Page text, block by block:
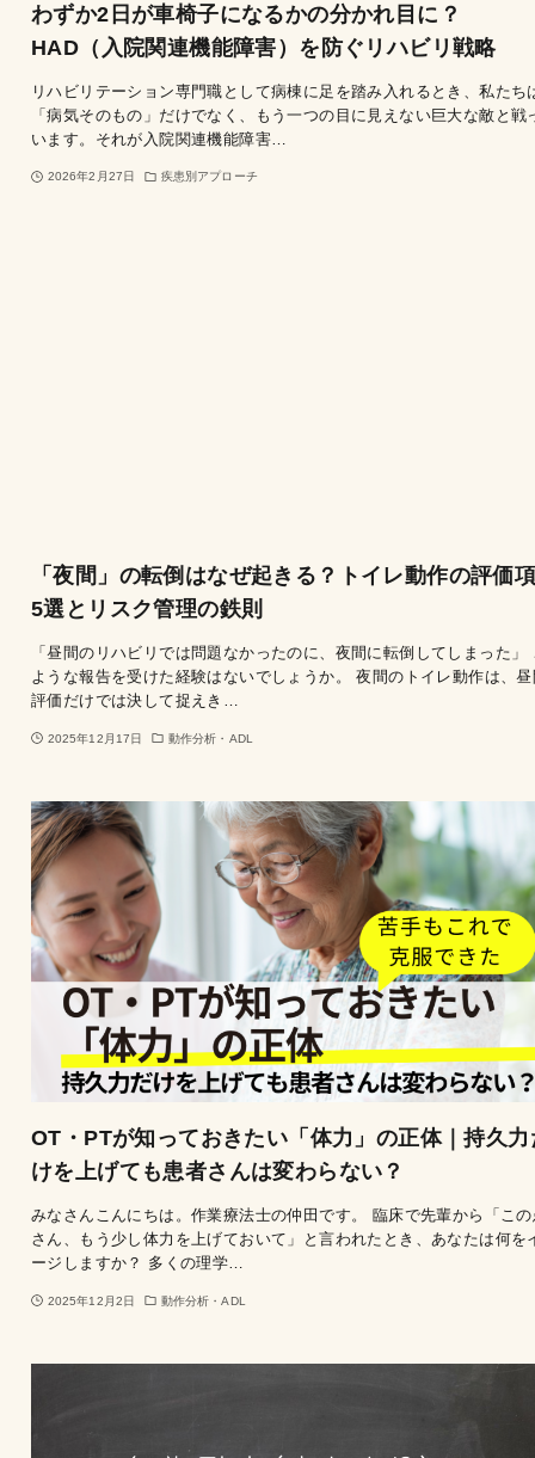
わずか2日が車椅子になるかの分かれ目に？
HAD（入院関連機能障害）を防ぐリハビリ戦略
リハビリテーション専門職として病棟に足を踏み入れるとき、私たち
「病気そのもの」だけでなく、もう一つの目に見えない巨大な敵と戦
います。それが入院関連機能障害…
2026年2月27日 疾患別アプローチ
「夜間」の転倒はなぜ起きる？トイレ動作の評価
5選とリスク管理の鉄則
「昼間のリハビリでは問題なかったのに、夜間に転倒してしまった」
ような報告を受けた経験はないでしょうか。 夜間のトイレ動作は、
評価だけでは決して捉えき…
2025年12月17日 動作分析・ADL
OT・PTが知っておきたい「体力」の正体｜持久力
けを上げても患者さんは変わらない？
みなさんこんにちは。作業療法士の仲田です。 臨床で先輩から「こ
さん、もう少し体力を上げておいて」と言われたとき、あなたは何を
ージしますか？ 多くの理学…
2025年12月2日 動作分析・ADL